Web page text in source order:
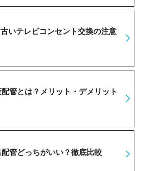
いテレビコンセント交換の注意
管とは？メリット・デメリット
管どっちがいい？徹底比較